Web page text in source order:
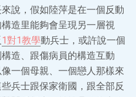
說，假如陸萍是在一個反動
造里能夠會呈現另一層視
1對1教學動兵士，或許說一個
造、跟傷病員的構造互動
一個母親、一個戀人那樣來
兵士跟保家衛國，跟全部反